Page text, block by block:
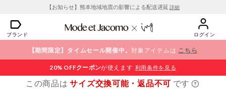
【お知らせ】熊本地域地震の影響による配送遅延 詳細
ブランド ログイン
【期間限定】タイムセール開催中。対象アイテムは こちら
20% OFFクーポンが使えます 利用条件を見る
この商品はサイズ交換可能・返品不可 です